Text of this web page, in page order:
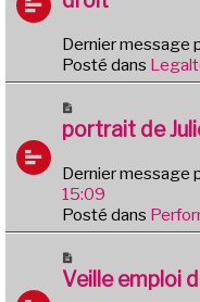
g
e
v
a
u
s
a
g
e
Dernier message
Posté dans
o
v
e
a
u
e
s
portrait de
Dernier message
15:09
Posté dans
o
Veille emploi